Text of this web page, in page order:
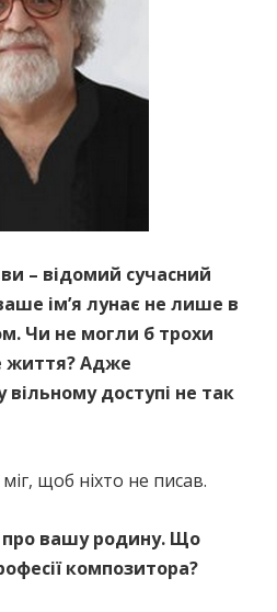
– відомий сучасний
ім’я лунає не лише в
Чи не могли б трохи
життя? Адже
вільному доступі не так
щоб ніхто не писав.
про вашу родину. Що
композитора?